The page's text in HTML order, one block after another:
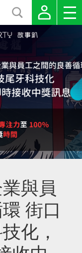
與員
街口
化，